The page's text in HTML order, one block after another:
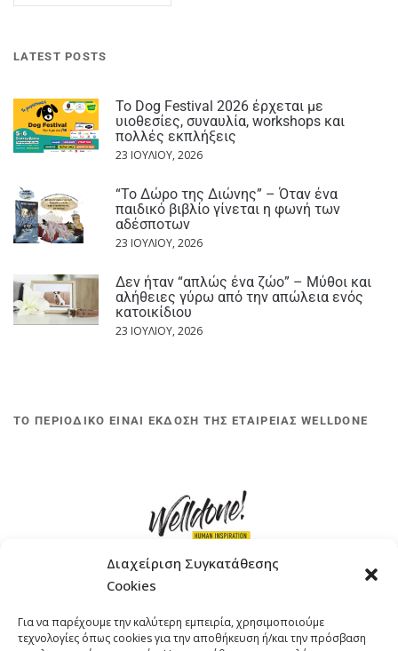
Διαχείριση Συγκατάθεσης
Cookies
Για να παρέχουμε την καλύτερη εμπειρία, χρησιμοποιούμε
τεχνολογίες όπως cookies για την αποθήκευση ή/και την πρόσβαση
LATEST POSTS
Το Dog Festival 2026 έρχεται με
υιοθεσίες, συναυλία, workshops και
πολλές εκπλήξεις
23 ΙΟΥΛΊΟΥ, 2026
“Το Δώρο της Διώνης” – Όταν ένα
παιδικό βιβλίο γίνεται η φωνή των
αδέσποτων
23 ΙΟΥΛΊΟΥ, 2026
Δεν ήταν “απλώς ένα ζώο” – Μύθοι και
αλήθειες γύρω από την απώλεια ενός
κατοικίδιου
23 ΙΟΥΛΊΟΥ, 2026
ΤΟ ΠΕΡΙΟΔΙΚΟ ΕΙΝΑΙ ΕΚΔΟΣΗ ΤΗΣ ΕΤΑΙΡΕΙΑΣ WELLDONE
ΤΗΛΕΦΩΝΟ: +30 211 4021758
EMAIL:info@welldone.com.gr